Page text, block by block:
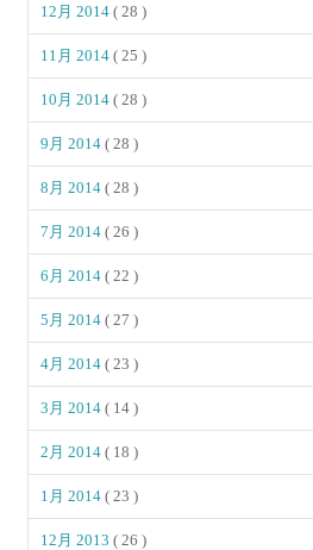
12月 2014( 28 )
11月 2014( 25 )
10月 2014( 28 )
9月 2014( 28 )
8月 2014( 28 )
7月 2014( 26 )
6月 2014( 22 )
5月 2014( 27 )
4月 2014( 23 )
3月 2014( 14 )
2月 2014( 18 )
1月 2014( 23 )
12月 2013( 26 )